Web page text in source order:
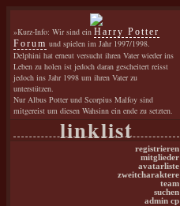
»Kurz-Info: Wir sind ein Harry Potter
Forum und spielen im Jahr 1997/1998.
Delphini hat erneut versucht ihren Vater wieder ins
Leben zu holen ist jedoch daran gescheitert reisst
jedoch ins Jahr 1998 um ihren Vater zu
unterstützen.
Nur Albus Potter und Scorpius Malfoy sind
mitgereist um diesen Wahsinn ein ende zu setzten.
linklist
registrieren
mitglieder
avatarliste
zweitcharaktere
team
suchen
admin cp